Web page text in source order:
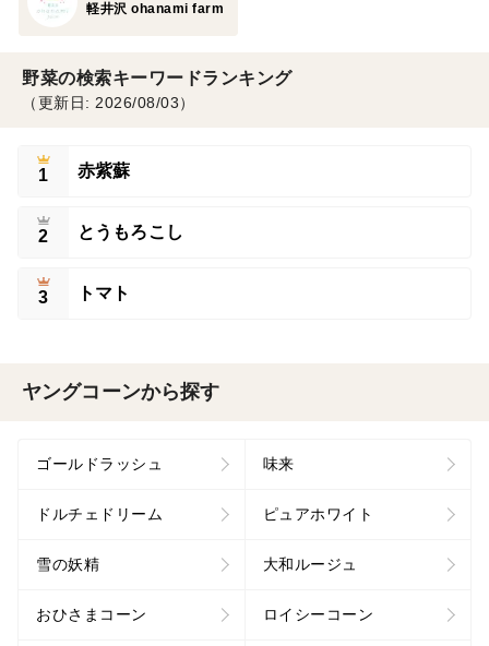
軽井沢 ohanami farm
野菜の検索キーワードランキング
（更新日: 2026/08/03）
1 赤紫蘇
2 とうもろこし
3 トマト
ヤングコーンから探す
ゴールドラッシュ 味来
ドルチェドリーム ピュアホワイト
雪の妖精 大和ルージュ
おひさまコーン ロイシーコーン